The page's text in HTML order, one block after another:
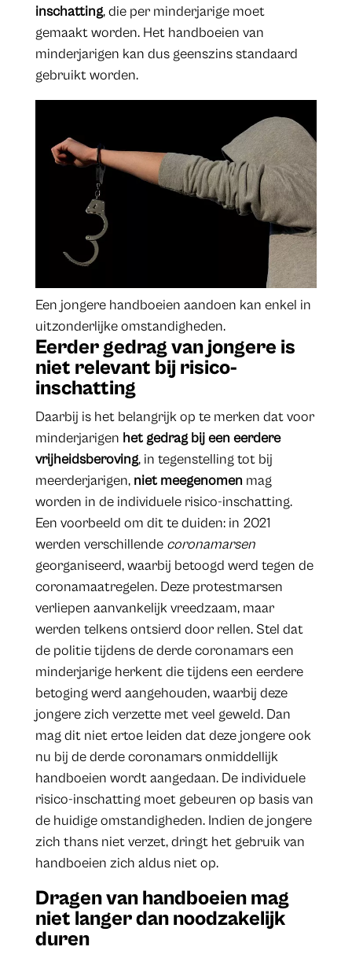
inschatting, die per minderjarige moet
gemaakt worden. Het handboeien van
minderjarigen kan dus geenszins standaard
gebruikt worden.
Een jongere handboeien aandoen kan enkel in
uitzonderlijke omstandigheden.
Eerder gedrag van jongere is
niet relevant bij risico-
inschatting
Daarbij is het belangrijk op te merken dat voor
minderjarigen het gedrag bij een eerdere
vrijheidsberoving, in tegenstelling tot bij
meerderjarigen, niet meegenomen mag
worden in de individuele risico-inschatting.
Een voorbeeld om dit te duiden: in 2021
werden verschillende coronamarsen
georganiseerd, waarbij betoogd werd tegen de
coronamaatregelen. Deze protestmarsen
verliepen aanvankelijk vreedzaam, maar
werden telkens ontsierd door rellen. Stel dat
de politie tijdens de derde coronamars een
minderjarige herkent die tijdens een eerdere
betoging werd aangehouden, waarbij deze
jongere zich verzette met veel geweld. Dan
mag dit niet ertoe leiden dat deze jongere ook
nu bij de derde coronamars onmiddellijk
handboeien wordt aangedaan. De individuele
risico-inschatting moet gebeuren op basis van
de huidige omstandigheden. Indien de jongere
zich thans niet verzet, dringt het gebruik van
handboeien zich aldus niet op.
Dragen van handboeien mag
niet langer dan noodzakelijk
duren